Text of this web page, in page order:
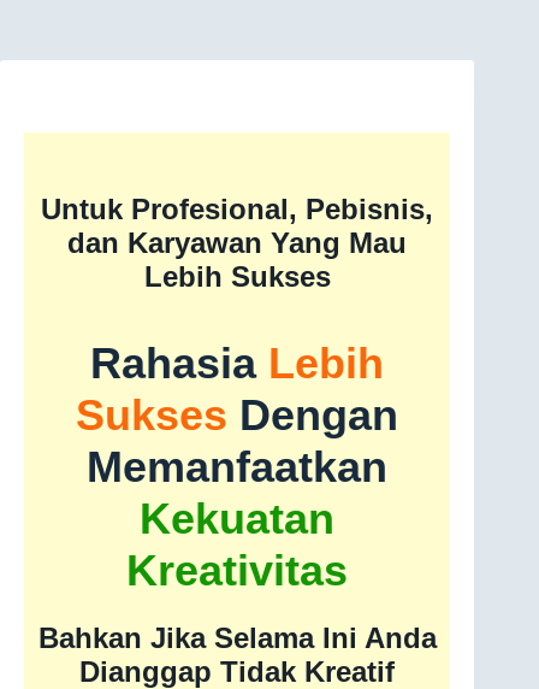
Untuk Profesional, Pebisnis,
dan Karyawan Yang Mau
Lebih Sukses
Rahasia Lebih
Sukses Dengan
Memanfaatkan
Kekuatan
Kreativitas
Bahkan Jika Selama Ini Anda
Dianggap Tidak Kreatif